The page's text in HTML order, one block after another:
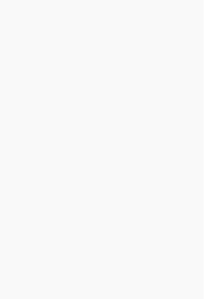
makyaj kalıcılığı sağlanmalıdır.
sağlar.
cazip kılıyor.
öne çıkarır.